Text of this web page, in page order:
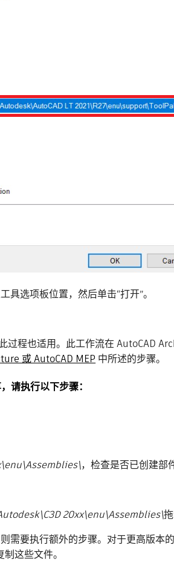
具选项板位置，然后单击“打开”。
过程也适用。此工作流在 AutoCAD
或 AutoCAD MEP 中所述的步骤。
请执行以下步骤：
，检查是否已创建部
20xx\enu\Assemblies\
需要执行额外的步骤。对于更高版
这些文件。